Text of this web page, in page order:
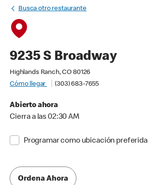
Busca otro restaurante
9235 S Broadway
Highlands Ranch, CO 80126
Cómo llegar
(303) 683-7655
Abierto ahora
Cierra a las 02:30 AM
Programar como ubicación preferida
Ordena Ahora